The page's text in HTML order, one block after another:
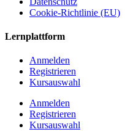
Cookie-Richtlinie (EU)
Lernplattform
Anmelden
Registrieren
Kursauswahl
Anmelden
Registrieren
Kursauswahl